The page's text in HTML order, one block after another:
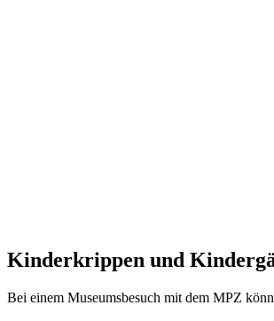
Kinderkrippen und
Bei einem Museumsbesuch mit dem MPZ